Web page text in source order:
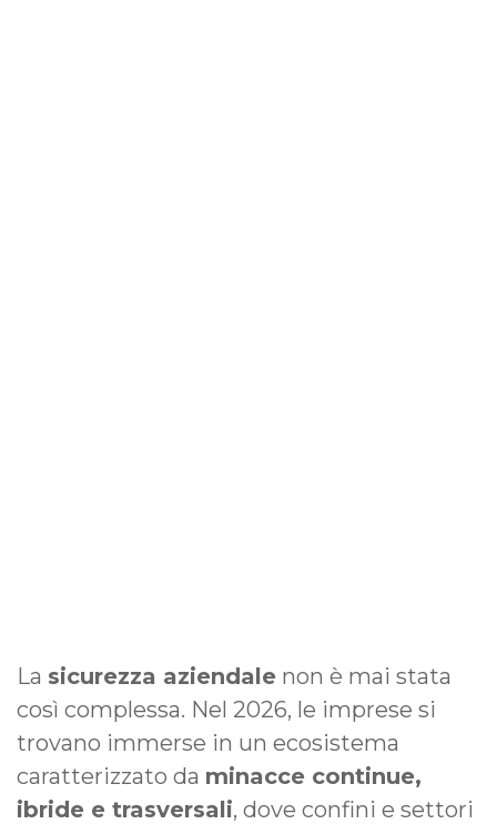
La sicurezza aziendale non è mai stata
così complessa. Nel 2026, le imprese si
trovano immerse in un ecosistema
caratterizzato da minacce continue,
ibride e trasversali, dove confini e settori